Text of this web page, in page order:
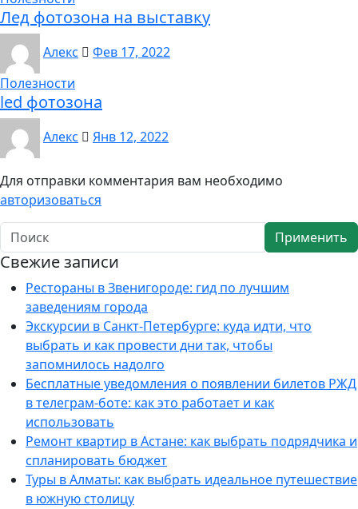
Лед фотозона на выставку
Алекс
Фев 17, 2022
Полезности
led фотозона
Алекс Янв 12, 2022
Для отправки комментария вам необходимо
авторизоваться
Применить
Свежие записи
Рестораны в Звенигороде: гид по лучшим
заведениям города
Экскурсии в Санкт-Петербурге: куда идти, что
выбрать и как провести дни так, чтобы
запомнилось надолго
Бесплатные уведомления о появлении билетов РЖД
в телеграм-боте: как это работает и как
использовать
Ремонт квартир в Астане: как выбрать подрядчика и
спланировать бюджет
Туры в Алматы: как выбрать идеальное путешествие
в южную столицу